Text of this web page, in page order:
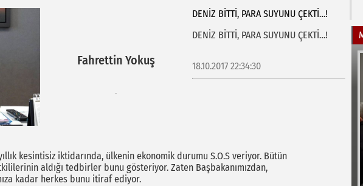
Fahrettin Yokuş
DENİZ BİTTİ, PARA SUYUNU ÇEKTİ…!
DENİZ BİTTİ, PARA SUYUNU ÇEKTİ…!
18.10.2017 22:34:30
kesintisiz iktidarında, ülkenin ekonomik durumu S.O.S veriyor. Bütün
aldığı tedbirler bunu gösteriyor. Zaten Başbakanımızdan,
kadar herkes bunu itiraf ediyor.